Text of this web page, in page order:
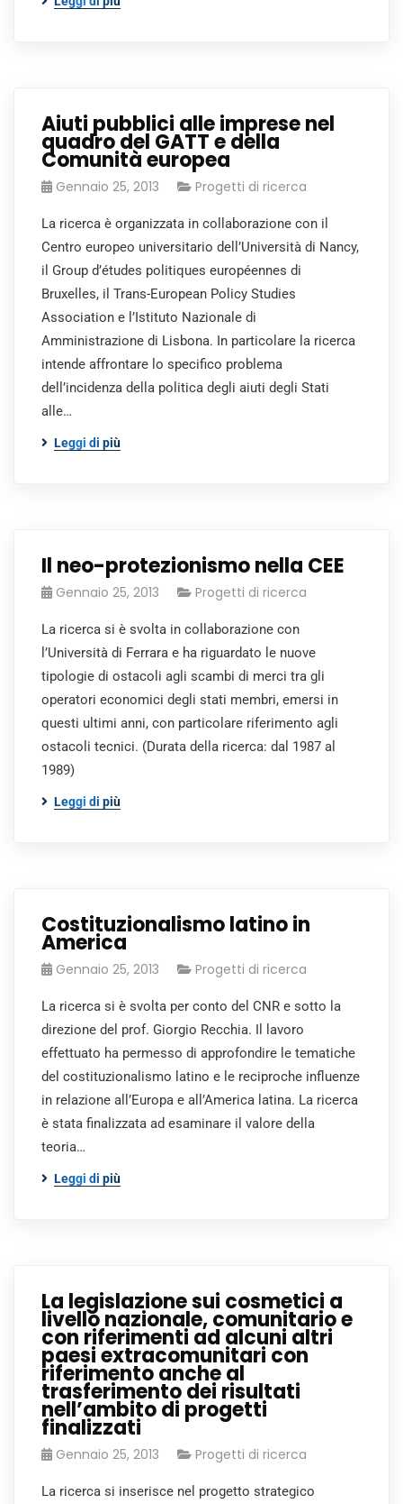
Aiuti pubblici alle imprese nel
quadro del GATT e della
Comunità europea
Gennaio 25, 2013 Progetti di ricerca
La ricerca è organizzata in collaborazione con il
Centro europeo universitario dell’Università di Nancy,
il Group d’études politiques européennes di
Bruxelles, il Trans-European Policy Studies
Association e l’Istituto Nazionale di
Amministrazione di Lisbona. In particolare la ricerca
intende affrontare lo specifico problema
dell’incidenza della politica degli aiuti degli Stati
alle…
Leggi di più
Il neo-protezionismo nella CEE
Gennaio 25, 2013 Progetti di ricerca
La ricerca si è svolta in collaborazione con
l’Università di Ferrara e ha riguardato le nuove
tipologie di ostacoli agli scambi di merci tra gli
operatori economici degli stati membri, emersi in
questi ultimi anni, con particolare riferimento agli
ostacoli tecnici. (Durata della ricerca: dal 1987 al
1989)
Leggi di più
Costituzionalismo latino in
America
Gennaio 25, 2013 Progetti di ricerca
La ricerca si è svolta per conto del CNR e sotto la
direzione del prof. Giorgio Recchia. Il lavoro
effettuato ha permesso di approfondire le tematiche
del costituzionalismo latino e le reciproche influenze
in relazione all’Europa e all’America latina. La ricerca
è stata finalizzata ad esaminare il valore della
teoria…
Leggi di più
La legislazione sui cosmetici a
livello nazionale, comunitario e
con riferimenti ad alcuni altri
paesi extracomunitari con
riferimento anche al
trasferimento dei risultati
nell’ambito di progetti
finalizzati
Gennaio 25, 2013 Progetti di ricerca
La ricerca si inserisce nel progetto strategico